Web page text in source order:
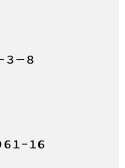
－８
１−１６